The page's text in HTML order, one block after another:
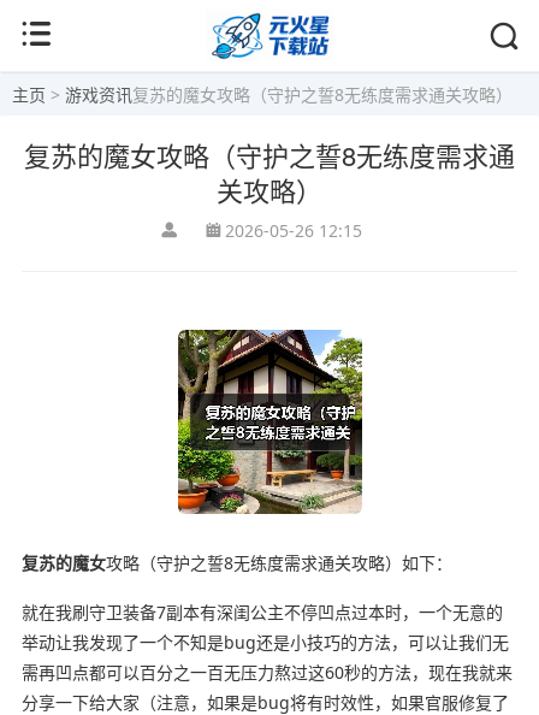
主页 > 游戏资讯复苏的魔女攻略（守护之誓8无练度需求通关攻略）
复苏的魔女攻略（守护之誓8无练度需求通
关攻略）
2026-05-26 12:15
复苏的魔女攻略（守护之誓8无练度需求通关攻略）如下：
就在我刷守卫装备7副本有深闺公主不停凹点过本时，一个无意的
举动让我发现了一个不知是bug还是小技巧的方法，可以让我们无
需再凹点都可以百分之一百无压力熬过这60秒的方法，现在我就来
分享一下给大家（注意，如果是bug将有时效性，如果官服修复了